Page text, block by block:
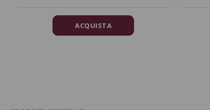
ACQUISTA